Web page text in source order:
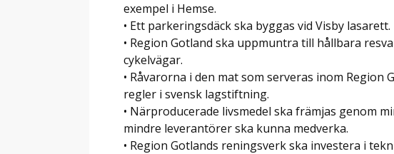
exempel i Hemse.
• Ett parkeringsdäck ska byggas vid Visby lasarett.
• Region Gotland ska uppmuntra till hållbara
cykelvägar.
• Råvarorna i den mat som serveras inom
regler i svensk lagstiftning.
• Närproducerade livsmedel ska främjas genom
mindre leverantörer ska kunna medverka.
• Region Gotlands reningsverk ska investera i